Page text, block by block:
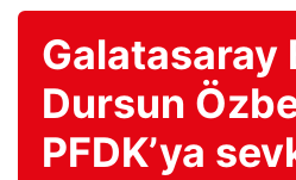
Galatasaray
Dursun
PFDK’ya